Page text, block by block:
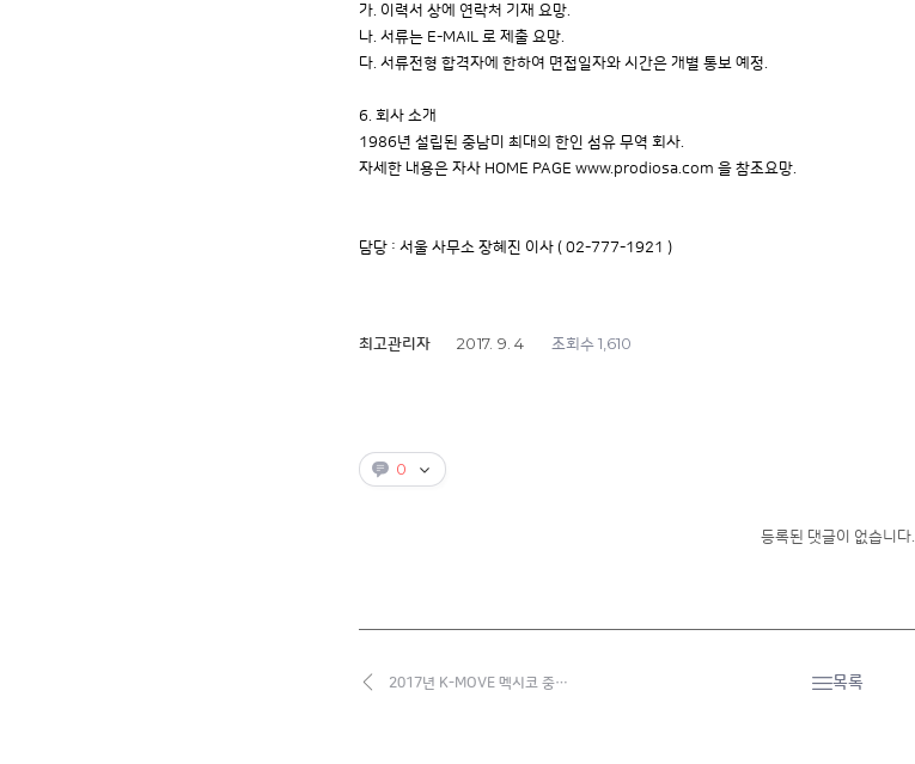
가. 이력서 상에 연락처 기재 요망.
나. 서류는 E-MAIL 로 제출 요망.
다. 서류전형 합격자에 한하여 면접일자와 시간은 개별 통보 예정.
6. 회사 소개
1986년 설립된 중남미 최대의 한인 섬유 무역 회사.
자세한 내용은 자사 HOME PAGE www.prodiosa.com 을 참조요망.
담당 : 서울 사무소 장혜진 이사 ( 02-777-1921 )
최고관리자 2017. 9. 4 조회수 1,610
0
등록된 댓글이 없습니다.
2017년 K-MOVE 멕시코 중… 목록